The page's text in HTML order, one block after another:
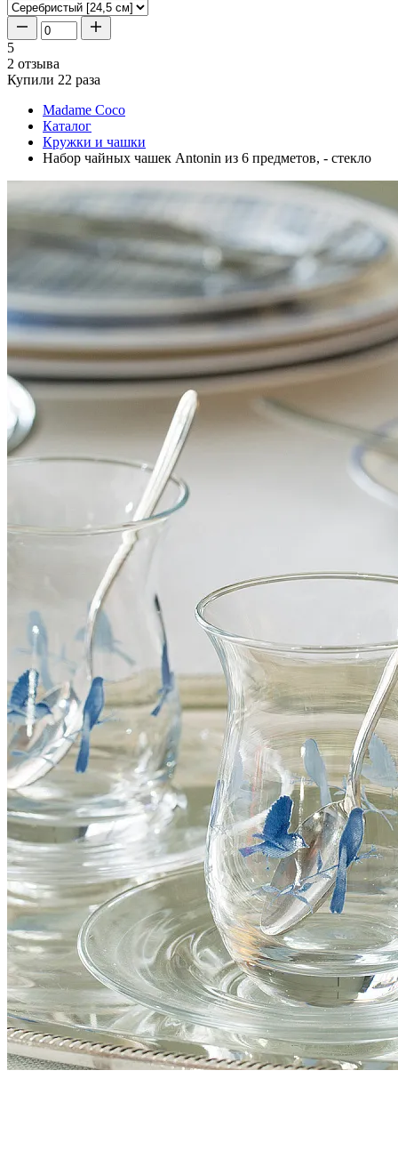
5
2 отзыва
Купили 22 раза
Madame Coco
Каталог
Кружки и чашки
Набор чайных чашек Antonin из 6 предметов, - стекло